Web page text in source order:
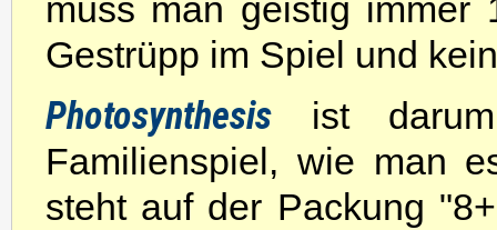
muss man geistig immer
Gestrüpp im Spiel und
Photosynthesis ist
Familienspiel, wie man
steht auf der Packung